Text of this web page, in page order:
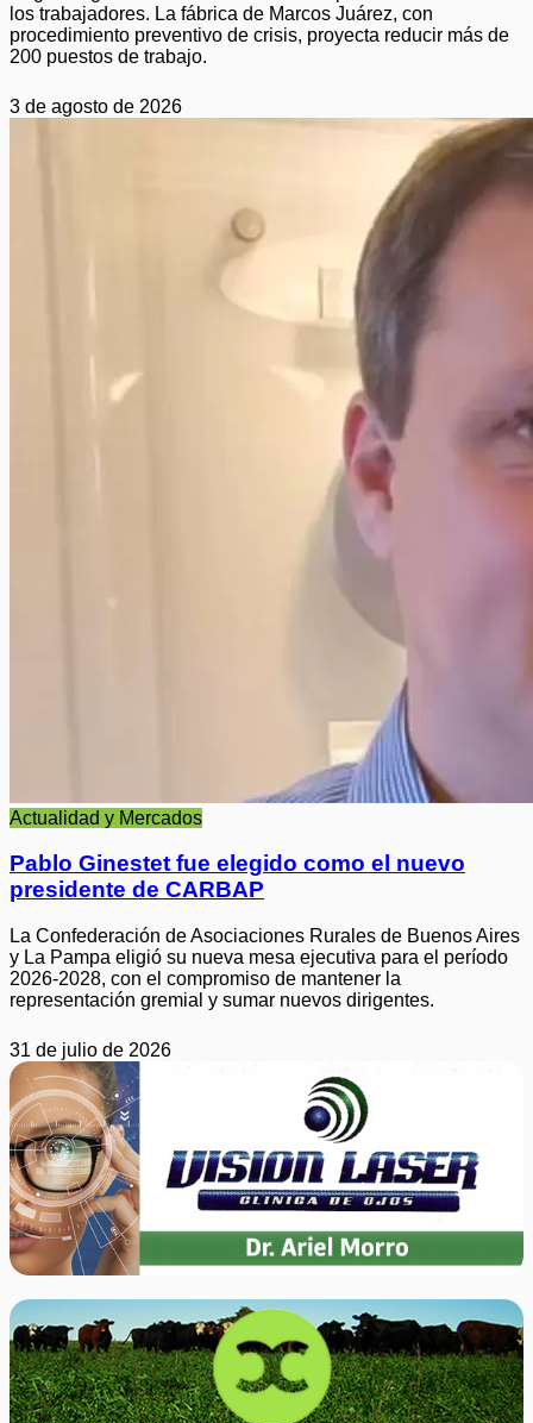
los trabajadores. La fábrica de Marcos Juárez, con
procedimiento preventivo de crisis, proyecta reducir más de
200 puestos de trabajo.
3 de agosto de 2026
Actualidad y Mercados
Pablo Ginestet fue elegido como el nuevo
presidente de CARBAP
La Confederación de Asociaciones Rurales de Buenos Aires
y La Pampa eligió su nueva mesa ejecutiva para el período
2026-2028, con el compromiso de mantener la
representación gremial y sumar nuevos dirigentes.
31 de julio de 2026